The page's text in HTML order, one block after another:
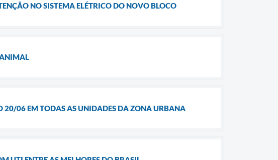
NO SISTEMA ELÉTRICO DO NOVO BLOCO
20/06 EM TODAS AS UNIDADES DA ZONA URBANA